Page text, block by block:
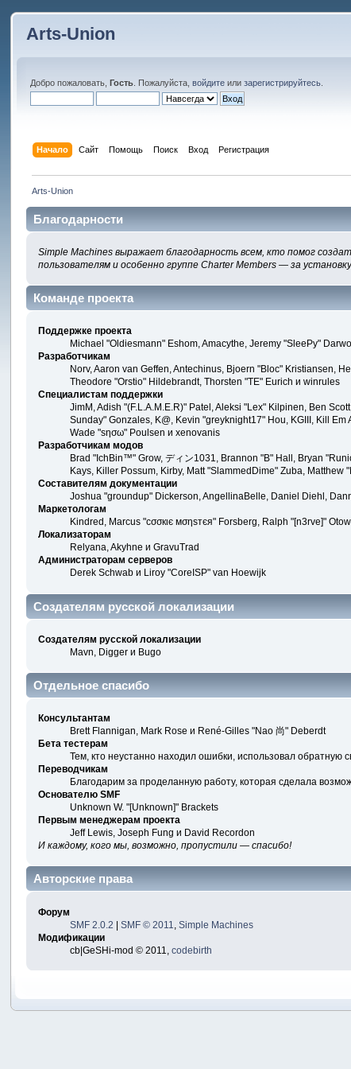
Arts-Union
Добро пожаловать,Гость . Пожалуйста,войдите илизарегистрируйтесь
Начало Сайт Помощь Поиск Вход Регистрация
Arts-Union
Благодарности
Simple Machines выражает благодарность всем, кто помог
пользователям и особенно группе Charter Members — за
Команде проекта
Поддержке проекта
Michael "Oldiesmann" Eshom, Amacythe, Jeremy "SleePy"
Разработчикам
Norv, Aaron van Geffen, Antechinus, Bjoern "Bloc" Kristiansen,
Theodore "Orstio" Hildebrandt, Thorsten "TE" Eurich и winrules
Специалистам поддержки
JimM, Adish "(F.L.A.M.E.R)" Patel, Aleksi "Lex" Kilpinen, Ben
Sunday" Gonzales, K@, Kevin "greyknight17" Hou, KGIII, Kill
Wade "sησω" Poulsen и xenovanis
Разработчикам модов
Brad "IchBin™" Grow, ディン1031, Brannon "B" Hall, Bryan
Kays, Killer Possum, Kirby, Matt "SlammedDime" Zuba,
Составителям документации
Joshua "groundup" Dickerson, AngellinaBelle, Daniel Diehl,
Маркетологам
Kindred, Marcus "cσσкιє мσηѕтєя" Forsberg, Ralph "[n3rve]"
Локализаторам
Relyana, Akyhne и GravuTrad
Администраторам серверов
Derek Schwab и Liroy "CoreISP" van Hoewijk
Создателям русской локализации
Создателям русской локализации
Mavn, Digger и Bugo
Отдельное спасибо
Консультантам
Brett Flannigan, Mark Rose и René-Gilles "Nao 尚" Deberdt
Бета тестерам
Тем, кто неустанно находил ошибки, использовал обратную
Переводчикам
Благодарим за проделанную работу, которая сделала
Основателю SMF
Unknown W. "[Unknown]" Brackets
Первым менеджерам проекта
Jeff Lewis, Joseph Fung и David Recordon
И каждому, кого мы, возможно, пропустили — спасибо!
Авторские права
Форум
SMF 2.0.2 |SMF © 2011 ,Simple Machines
Модификации
cb|GeSHi-mod © 2011,codebirth